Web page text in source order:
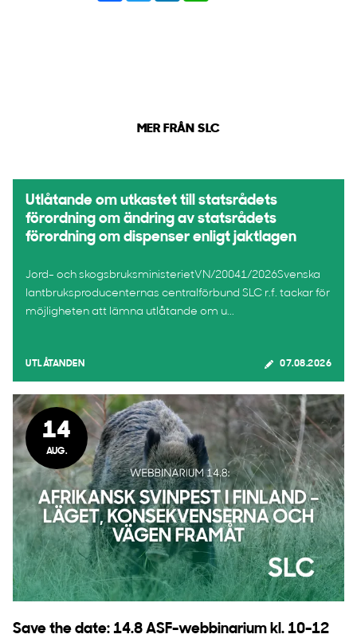
MER FRÅN SLC
Utlåtande om utkastet till statsrådets
förordning om ändring av statsrådets
förordning om dispenser enligt jaktlagen
Jord- och skogsbruksministerietVN/20041/2026Svenska
lantbruksproducenternas centralförbund SLC r.f. tackar för
möjligheten att lämna utlåtande om u...
UTLÅTANDEN 07.08.2026
14
AUG.
Save the date: 14.8 ASF-webbinarium kl. 10-12